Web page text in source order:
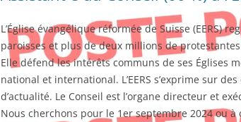
L’Église évangélique réformée de Suisse (EERS)
paroisses et plus de deux millions de
Elle défend les intérêts communs de ses Églises
national et international. L’EERS s’exprime sur
d’actualité. Le Conseil est l’organe directeur et
Nous cherchons pour le 1er septembre 2024 ou à